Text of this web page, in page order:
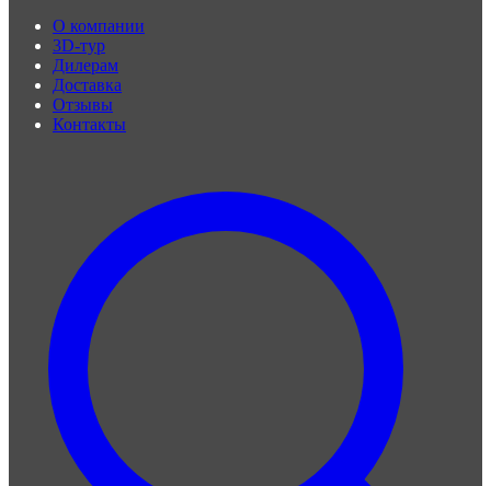
О компании
3D-тур
Дилерам
Доставка
Отзывы
Контакты